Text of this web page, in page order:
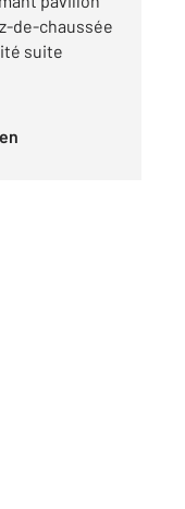
de-chaussée
suite